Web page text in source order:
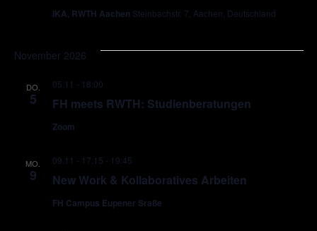
IKA, RWTH Aachen Steinbachstr. 7, Aachen, Deutschland
November 2026
DO.
5 FH meets RWTH: Studienberatungen
05.11 - 18:00
Zoom
MO.
9 New Work & Kollaboratives Arbeiten
09.11 - 17:15 - 19:45
FH Campus Eupener Sraße